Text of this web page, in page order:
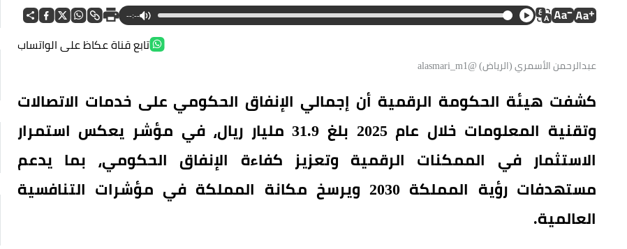
--:--
تابع قناة عكاظ على الواتساب
عبدالرحمن الأسمري (الرياض) @alasmari_m1
كشفت هيئة الحكومة الرقمية أن إجمالي الإنفاق الحكومي على خدمات الاتصالات
وتقنية المعلومات خلال عام 2025 بلغ 31.9 مليار ريال، في مؤشر يعكس استمرار
الاستثمار في الممكنات الرقمية وتعزيز كفاءة الإنفاق الحكومي، بما يدعم
مستهدفات رؤية المملكة 2030 ويرسخ مكانة المملكة في مؤشرات التنافسية
العالمية.